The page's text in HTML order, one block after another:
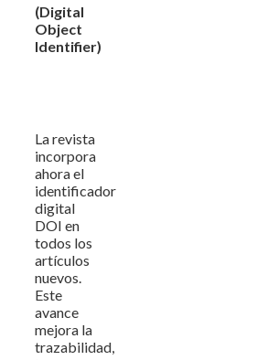
(Digital
Object
Identifier)
La revista
incorpora
ahora el
identificador
digital
DOI en
todos los
artículos
nuevos.
Este
avance
mejora la
trazabilidad,